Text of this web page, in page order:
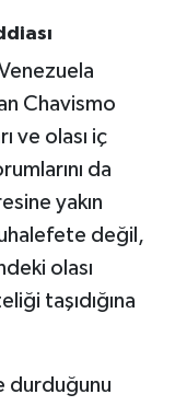
Chavismo
ve olası iç
da
yakın
değil,
olası
taşıdığına
durduğunu